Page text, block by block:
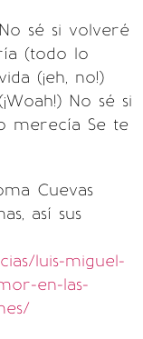
sé si volveré
(todo lo
(¡eh, no!)
No sé si
merecía Se te
Cuevas
así sus
luis-miguel-
en-las-